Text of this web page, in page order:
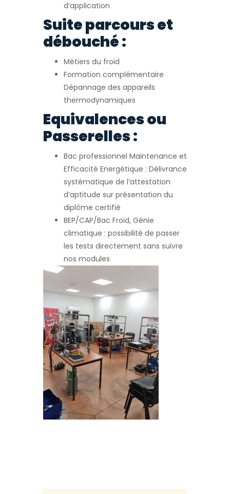
d’application
Suite parcours et
débouché :
Métiers du froid
Formation complémentaire
Dépannage des appareils
thermodynamiques
Equivalences ou
Passerelles :
Bac professionnel Maintenance et
Efficacité Energétique : Délivrance
systématique de l’attestation
d’aptitude sur présentation du
diplôme certifié
BEP/CAP/Bac Froid, Génie
climatique : possibilité de passer
les tests directement sans suivre
nos modules